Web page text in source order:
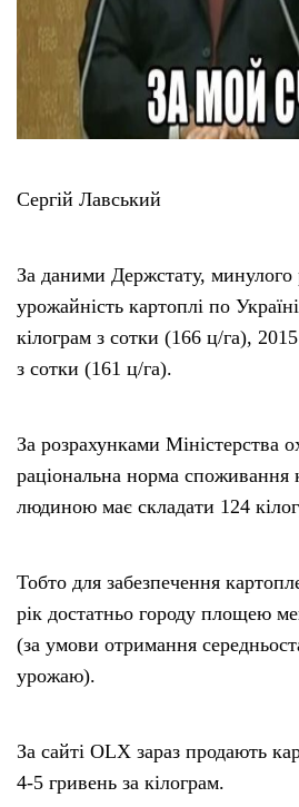
Сергій Лавський
За даними Держстату, минулого
урожайність картоплі по
кілограм з сотки (166 ц/га),
з сотки (161 ц/га).
За розрахунками Міністерства
раціональна норма споживання
людиною має складати 124
Тобто для забезпечення
рік достатньо городу площею
(за умови отримання
урожаю).
За сайті OLX зараз продають
4-5 гривень за кілограм.